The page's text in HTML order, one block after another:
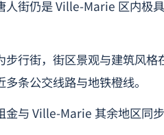
人街仍是 Ville-Marie 区内极
步行街，街区景观与建筑风
条公交线路与地铁橙线。
金与 Ville-Marie 其余地区同